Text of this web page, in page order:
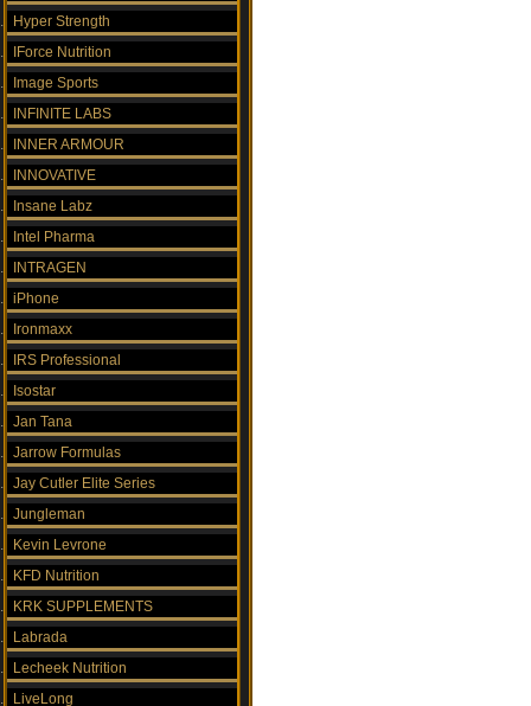
Hyper Strength
IForce Nutrition
Image Sports
INFINITE LABS
INNER ARMOUR
INNOVATIVE
Insane Labz
Intel Pharma
INTRAGEN
iPhone
Ironmaxx
IRS Professional
Isostar
Jan Tana
Jarrow Formulas
Jay Cutler Elite Series
Jungleman
Kevin Levrone
KFD Nutrition
KRK SUPPLEMENTS
Labrada
Lecheek Nutrition
LiveLong